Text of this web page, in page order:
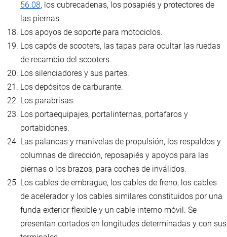
56.08, los cubrecadenas, los posapiés y protectores de
las piernas.
Los apoyos de soporte para motociclos.
Los capós de scooters, las tapas para ocultar las ruedas
de recambio del scooters.
Los silenciadores y sus partes.
Los depósitos de carburante.
Los parabrisas.
Los portaequipajes, portalinternas, portafaros y
portabidones.
Las palancas y manivelas de propulsión, los respaldos y
columnas de dirección, reposapiés y apoyos para las
piernas o los brazos, para coches de inválidos.
Los cables de embrague, los cables de freno, los cables
de acelerador y los cables similares constituidos por una
funda exterior flexible y un cable interno móvil. Se
presentan cortados en longitudes determinadas y con sus